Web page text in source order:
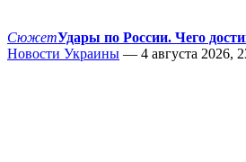
СюжетУдары по России. Чего
Новости Украины — 4 августа 2026,